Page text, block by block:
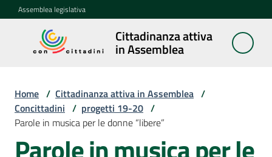
Vai al contenuto
Vai alla navigazione
Vai al footer
Assemblea legislativa
Cittadinanza attiva
in Assemblea
Cittadinanza
attiva in
Concittadini
Menu selezionato
Home / Cittadinanza attiva in Assemblea /
Concittadini / progetti 19-20 /
Parole in musica per le donne “libere”